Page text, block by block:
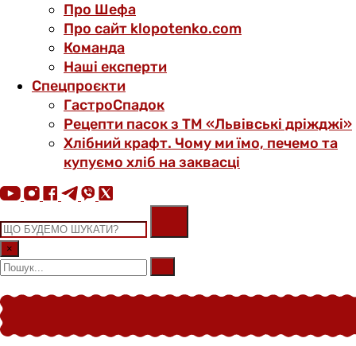
Про Шефа
Про сайт klopotenko.com
Команда
Наші експерти
Спецпроєкти
ГастроСпадок
Рецепти пасок з ТМ «Львівські дріжджі»
Хлібний крафт. Чому ми їмо, печемо та
купуємо хліб на заквасці
×